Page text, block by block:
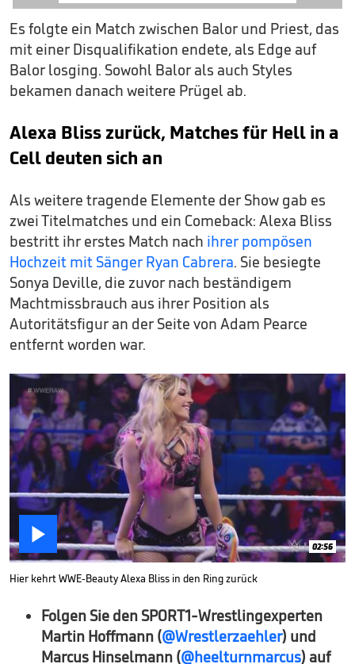
Es folgte ein Match zwischen Balor und Priest, das
mit einer Disqualifikation endete, als Edge auf
Balor losging. Sowohl Balor als auch Styles
bekamen danach weitere Prügel ab.
Alexa Bliss zurück, Matches für Hell in a
Cell deuten sich an
Als weitere tragende Elemente der Show gab es
zwei Titelmatches und ein Comeback: Alexa Bliss
bestritt ihr erstes Match nach ihrer pompösen
Hochzeit mit Sänger Ryan Cabrera. Sie besiegte
Sonya Deville, die zuvor nach beständigem
Machtmissbrauch aus ihrer Position als
Autoritätsfigur an der Seite von Adam Pearce
entfernt worden war.
 02:56
Hier kehrt WWE-Beauty Alexa Bliss in den Ring zurück
Folgen Sie den SPORT1-Wrestlingexperten
Martin Hoffmann (@Wrestlerzaehler) und
Marcus Hinselmann (@heelturnmarcus) auf